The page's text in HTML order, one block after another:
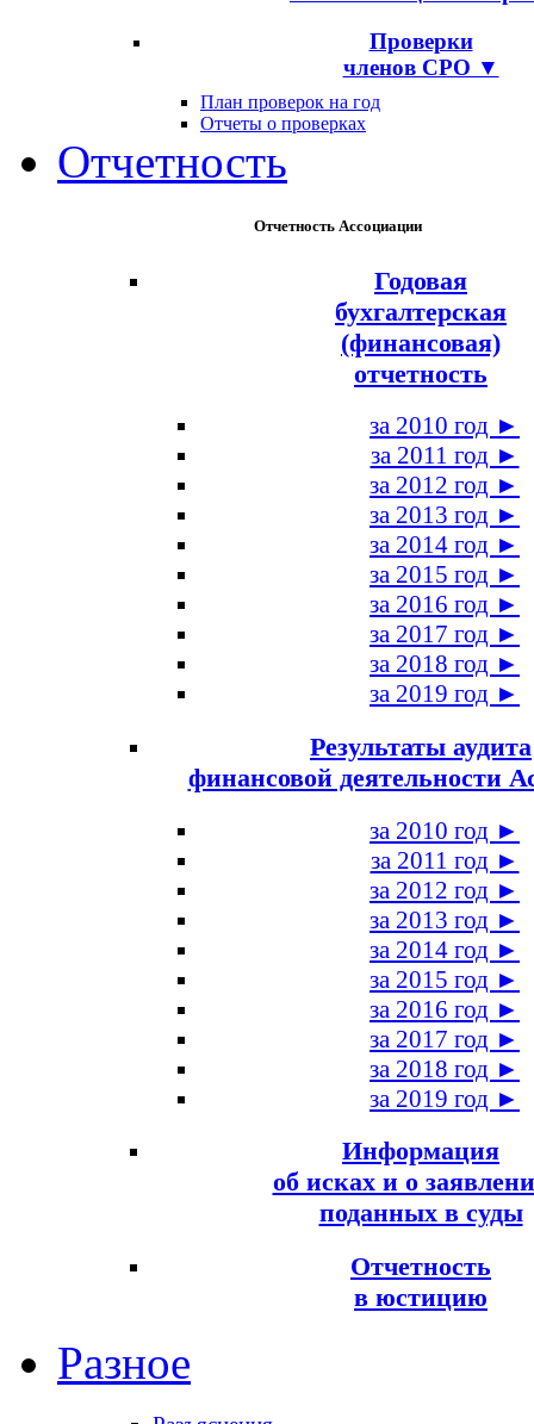
Проверки
членов СРО ▼
План проверок на год
Отчеты о проверках
Отчетность
Отчетность Ассоциации
Годовая
бухгалтерская
(финансовая)
отчетность
за 2010 год ►
за 2011 год ►
за 2012 год ►
за 2013 год ►
за 2014 год ►
за 2015 год ►
за 2016 год ►
за 2017 год ►
за 2018 год ►
за 2019 год ►
Результаты аудита
финансовой деятельности
за 2010 год ►
за 2011 год ►
за 2012 год ►
за 2013 год ►
за 2014 год ►
за 2015 год ►
за 2016 год ►
за 2017 год ►
за 2018 год ►
за 2019 год ►
Информация
об исках и о
поданных в суды
Отчетность
в юстицию
Разное